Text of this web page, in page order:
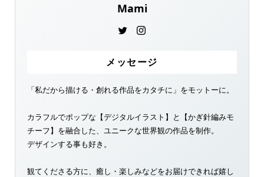
Mami
メッセージ
「私だから描ける・創れる作品をカタチに」をモットーに。
カラフルでポップな【デジタルイラスト】と【かぎ針編みモ
チーフ】を融合した、ユニークな世界観の作品を制作。
デザインする事も好き。
観てくださる方に、癒し・楽しみなどをお届けできれば嬉し